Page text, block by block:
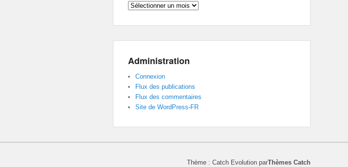
Archives
Administration
Connexion
Flux des publications
Flux des commentaires
Site de WordPress-FR
Thème : Catch Evolution parThèmes Catch